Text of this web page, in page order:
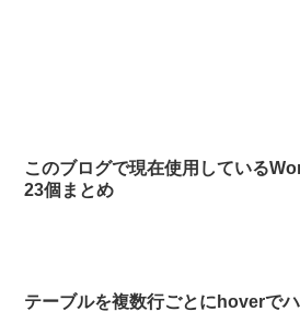
このブログで現在使用している
23個まとめ
テーブルを複数行ごとにhoverで